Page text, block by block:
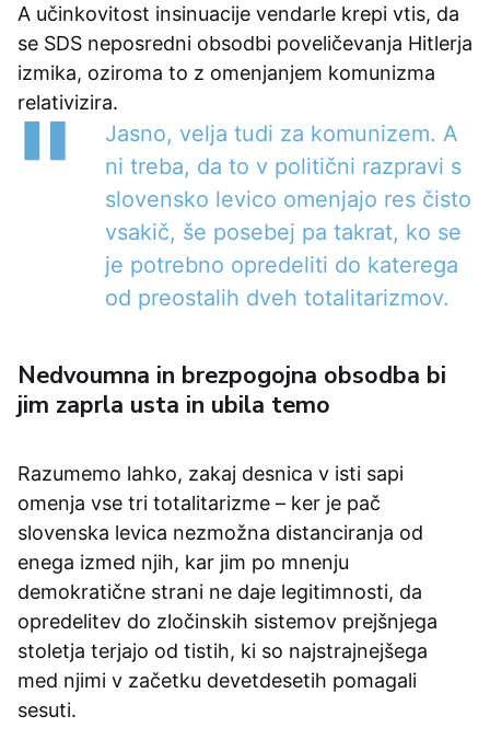
A učinkovitost insinuacije vendarle krepi vtis, da
se SDS neposredni obsodbi poveličevanja Hitlerja
izmika, oziroma to z omenjanjem komunizma
relativizira.
Jasno, velja tudi za komunizem. A
ni treba, da to v politični razpravi s
slovensko levico omenjajo res čisto
vsakič, še posebej pa takrat, ko se
je potrebno opredeliti do katerega
od preostalih dveh totalitarizmov.
Nedvoumna in brezpogojna obsodba bi
jim zaprla usta in ubila temo
Razumemo lahko, zakaj desnica v isti sapi
omenja vse tri totalitarizme – ker je pač
slovenska levica nezmožna distanciranja od
enega izmed njih, kar jim po mnenju
demokratične strani ne daje legitimnosti, da
opredelitev do zločinskih sistemov prejšnjega
stoletja terjajo od tistih, ki so najstrajnejšega
med njimi v začetku devetdesetih pomagali
sesuti.